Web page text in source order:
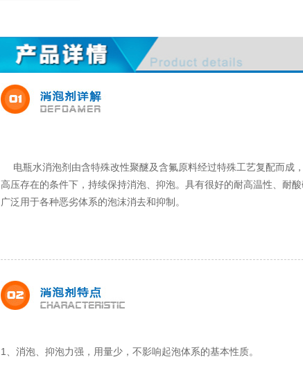
电瓶水消泡剂由含特殊改性聚醚及含氟原料经过特殊工艺复配而成
高压存在的条件下，持续保持消泡、抑泡。具有很好的耐高温性、耐
广泛用于各种恶劣体系的泡沫消去和抑制。
1、消泡、抑泡力强，用量少，不影响起泡体系的基本性质。